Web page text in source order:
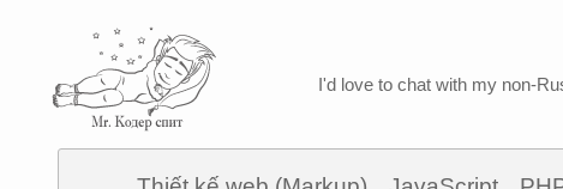
I'd love to chat with my non-